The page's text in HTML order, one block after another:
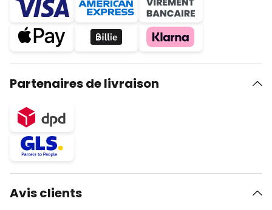
Partenaires de livraison
Avis clients